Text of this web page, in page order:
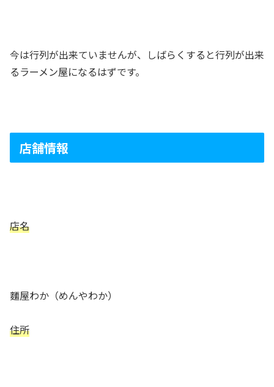
今は行列が出来ていませんが、しばらくすると行列が出来
るラーメン屋になるはずです。
店舗情報
店名
麵屋わか（めんやわか）
住所